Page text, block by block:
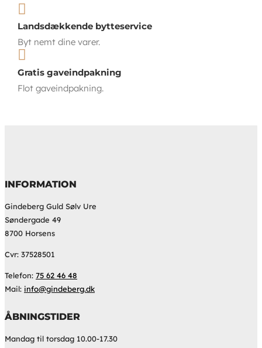

Landsdækkende bytteservice
Byt nemt dine varer.

Gratis gaveindpakning
Flot gaveindpakning.
INFORMATION
Gindeberg Guld Sølv Ure
Søndergade 49
8700 Horsens
Cvr: 37528501
Telefon: 75 62 46 48
Mail: info@gindeberg.dk
ÅBNINGSTIDER
Mandag til torsdag 10.00-17.30